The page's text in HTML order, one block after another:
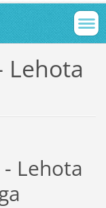
Lehota
Lehota